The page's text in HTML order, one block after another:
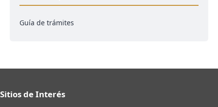
Guía de trámites
Sitios de Interés